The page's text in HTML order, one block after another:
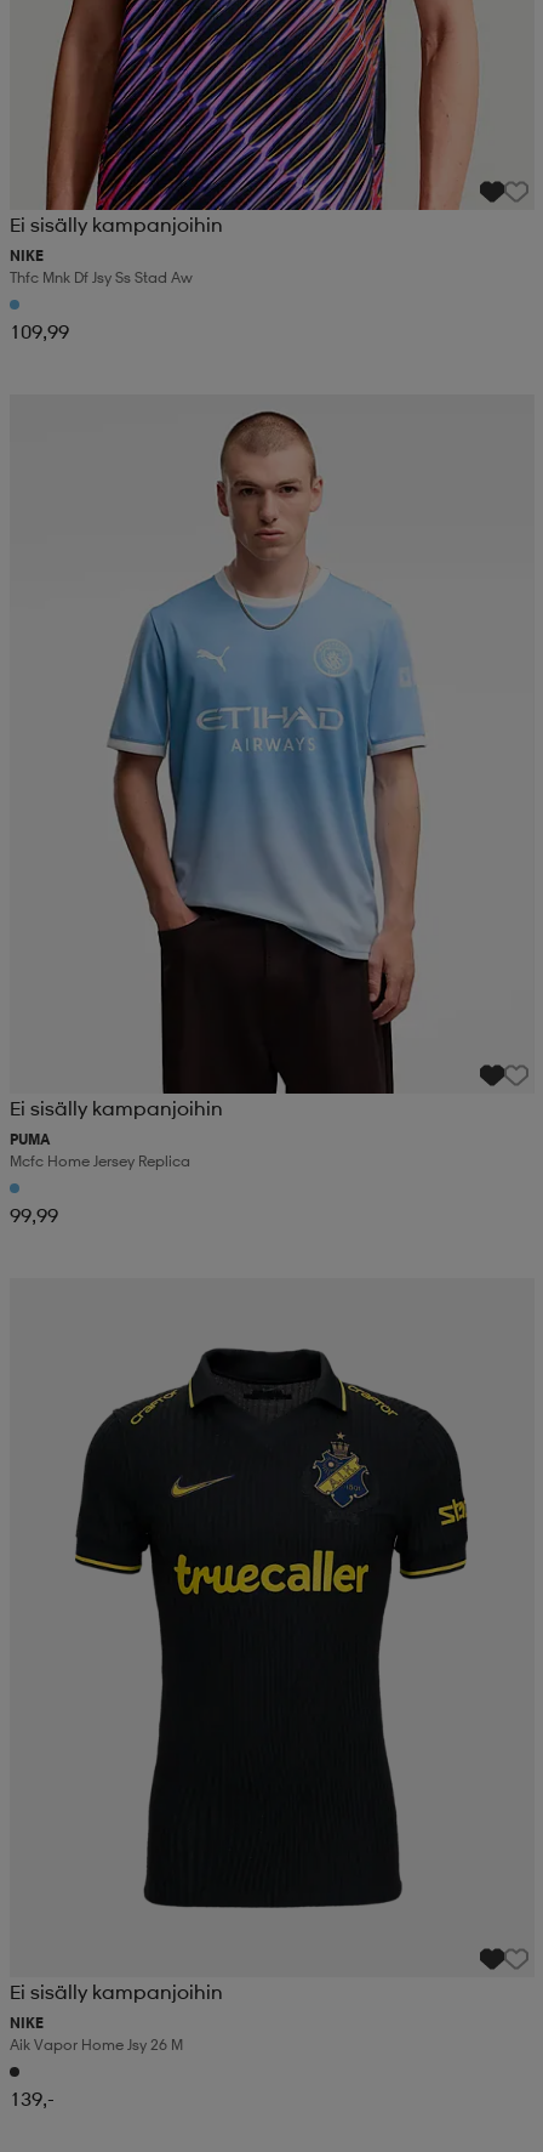
Ei sisälly kampanjoihin
NIKE
Thfc Mnk Df Jsy Ss Stad Aw
109,99
Ei sisälly kampanjoihin
PUMA
Mcfc Home Jersey Replica
99,99
Ei sisälly kampanjoihin
NIKE
Aik Vapor Home Jsy 26 M
139,-